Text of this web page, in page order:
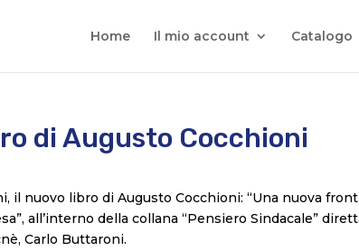
Home Il mio account Catalogo
di Augusto Cocchioni
il nuovo libro di Augusto Cocchioni: “Una nuova
all’interno della collana “Pensiero Sindacale”
Carlo Buttaroni.